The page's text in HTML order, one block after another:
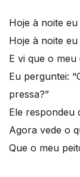
Hoje à noite
Hoje à noite
E vi que o
Eu perguntei:
pressa?”
Ele respondeu
Agora vede o
Que o meu